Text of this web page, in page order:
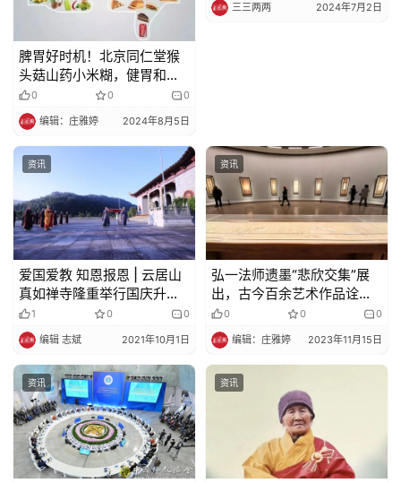
脾胃好时机！北京同仁堂猴
头菇山药小米糊，健胃和
中，营养又饱腹
0 0 0
编辑：庄雅婷 2024年8月5日
三三两两 2024年7月2日
资讯
爱国爱教 知恩报恩 | 云居山
真如禅寺隆重举行国庆升旗
仪式
1 0 0
编辑 志斌 2021年10月1日
资讯
弘一法师遗墨“悲欣交集”展
出，古今百余艺术作品诠释
“净妙庄严”
0 0 0
编辑：庄雅婷 2023年11月15日
资讯 资讯